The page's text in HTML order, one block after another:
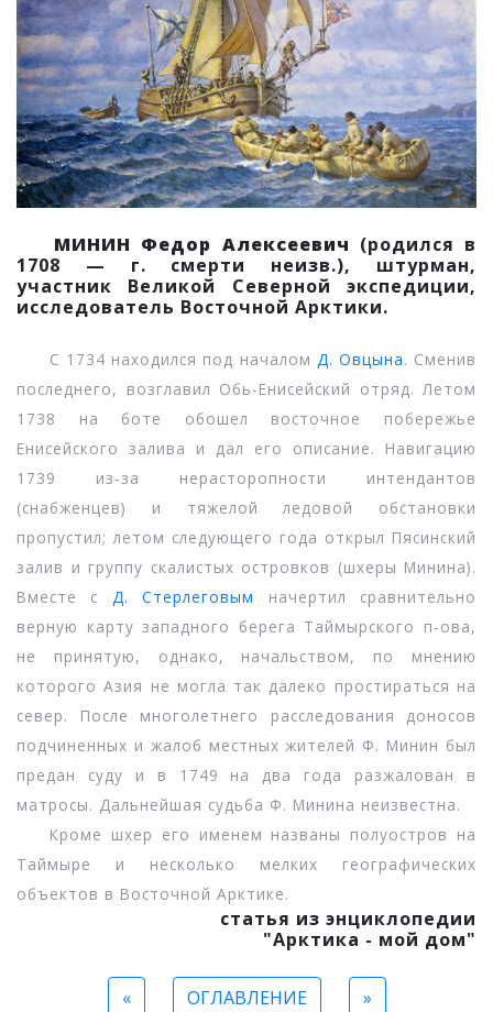
МИНИН Федор Алексеевич (родился в
1708 — г. смерти неизв.), штурман,
участник Великой Северной экспедиции,
исследователь Восточной Арктики.
С 1734 находился под началом Д. Овцына. Сменив
последнего, возглавил Обь-Енисейский отряд. Летом
1738 на боте обошел восточное побережье
Енисейского залива и дал его описание. Навигацию
1739 из-за нерасторопности интендантов
(снабженцев) и тяжелой ледовой обстановки
пропустил; летом следующего года открыл Пясинский
залив и группу скалистых островков (шхеры Минина).
Вместе с Д. Стерлеговым
начертил сравнительно
верную карту западного берега Таймырского п-ова,
не принятую, однако, начальством, по мнению
которого Азия не могла так далеко простираться на
север. После многолетнего расследования доносов
подчиненных и жалоб местных жителей Ф. Минин был
предан суду и в 1749 на два года разжалован в
матросы. Дальнейшая судьба Ф. Минина неизвестна.
Кроме шхер его именем названы полуостров на
Таймыре и несколько мелких географических
объектов в Восточной Арктике.
статья из энциклопедии
"Арктика - мой дом"
« ОГЛАВЛЕНИЕ »